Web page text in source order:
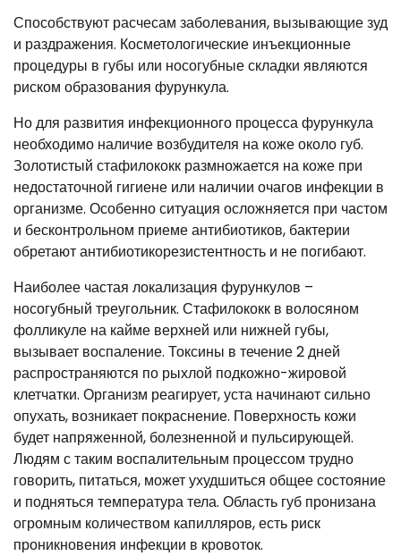
Способствуют расчесам заболевания, вызывающие зуд
и раздражения. Косметологические инъекционные
процедуры в губы или носогубные складки являются
риском образования фурункула.
Но для развития инфекционного процесса фурункула
необходимо наличие возбудителя на коже около губ.
Золотистый стафилококк размножается на коже при
недостаточной гигиене или наличии очагов инфекции в
организме. Особенно ситуация осложняется при частом
и бесконтрольном приеме антибиотиков, бактерии
обретают антибиотикорезистентность и не погибают.
Наиболее частая локализация фурункулов –
носогубный треугольник. Стафилококк в волосяном
фолликуле на кайме верхней или нижней губы,
вызывает воспаление. Токсины в течение 2 дней
распространяются по рыхлой подкожно-жировой
клетчатки. Организм реагирует, уста начинают сильно
опухать, возникает покраснение. Поверхность кожи
будет напряженной, болезненной и пульсирующей.
Людям с таким воспалительным процессом трудно
говорить, питаться, может ухудшиться общее состояние
и подняться температура тела. Область губ пронизана
огромным количеством капилляров, есть риск
проникновения инфекции в кровоток.